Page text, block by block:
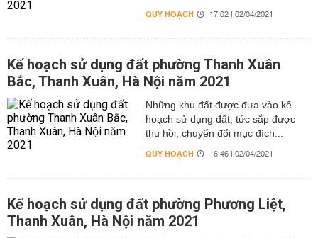
QUY HOẠCH 17:02 | 02/04/2021
Kế hoạch sử dụng đất phường Thanh Xuân
Bắc, Thanh Xuân, Hà Nội năm 2021
Những khu đất được đưa vào kế
hoạch sử dụng đất, tức sắp được
thu hồi, chuyển đổi mục đích...
QUY HOẠCH 16:46 | 02/04/2021
Kế hoạch sử dụng đất phường Phương Liệt,
Thanh Xuân, Hà Nội năm 2021